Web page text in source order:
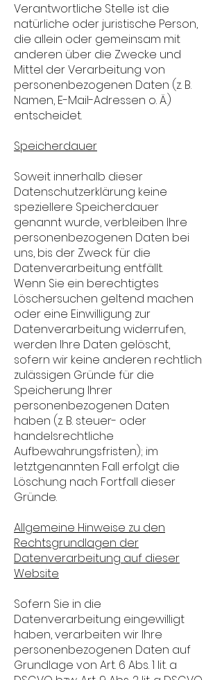
Verantwortliche Stelle ist die
natürliche oder juristische Person,
die allein oder gemeinsam mit
anderen über die Zwecke und
Mittel der Verarbeitung von
personenbezogenen Daten (z. B.
Namen, E-Mail-Adressen o. Ä.)
entscheidet.
Speicherdauer
Soweit innerhalb dieser
Datenschutzerklärung keine
speziellere Speicherdauer
genannt wurde, verbleiben Ihre
personenbezogenen Daten bei
uns, bis der Zweck für die
Datenverarbeitung entfällt.
Wenn Sie ein berechtigtes
Löschersuchen geltend machen
oder eine Einwilligung zur
Datenverarbeitung widerrufen,
werden Ihre Daten gelöscht,
sofern wir keine anderen rechtlich
zulässigen Gründe für die
Speicherung Ihrer
personenbezogenen Daten
haben (z. B. steuer- oder
handelsrechtliche
Aufbewahrungsfristen); im
letztgenannten Fall erfolgt die
Löschung nach Fortfall dieser
Gründe.
Allgemeine Hinweise zu den
Rechtsgrundlagen der
Datenverarbeitung auf dieser
Website
Sofern Sie in die
Datenverarbeitung eingewilligt
haben, verarbeiten wir Ihre
personenbezogenen Daten auf
Grundlage von Art. 6 Abs. 1 lit. a